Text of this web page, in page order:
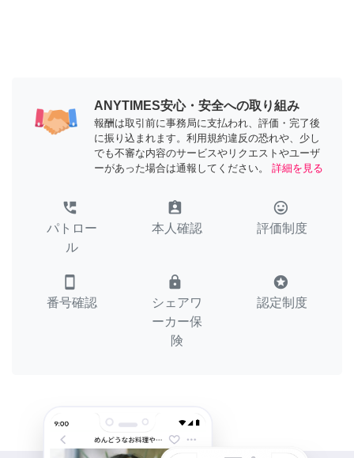
ANYTIMES安心・安全への取り組み
報酬は取引前に事務局に支払われ、評価・完了後
に振り込まれます。利用規約違反の恐れや、少し
でも不審な内容のサービスやリクエストやユーザ
ーがあった場合は通報してください。
詳細を見る
perm_phone_msg
パトロー
ル
assignment_ind
本人確認
tag_faces
評価制度
smartphone
番号確認
lock
シェアワ
ーカー保
険
stars
認定制度